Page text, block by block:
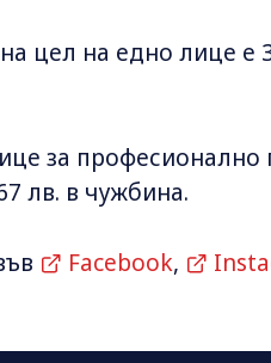
цел на едно лице е
за професионално
лв. в чужбина.
Facebook,